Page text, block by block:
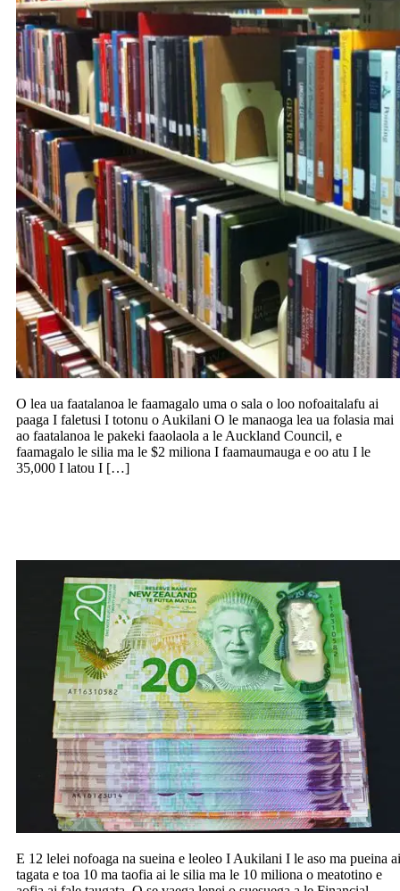
O lea ua faatalanoa le faamagalo uma o sala o loo nofoaitalafu ai
paaga I faletusi I totonu o Aukilani O le manaoga lea ua folasia mai
ao faatalanoa le pakeki faaolaola a le Auckland Council, e
faamagalo le silia ma le $2 miliona I faamaumauga e oo atu I le
35,000 I latou I […]
E 12 lelei nofoaga na sueina e leoleo I Aukilani I le aso ma pueina ai
tagata e toa 10 ma taofia ai le silia ma le 10 miliona o meatotino e